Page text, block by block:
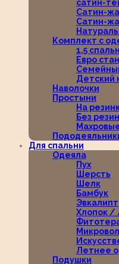
сатин-
Сатин-
Сатин-
Комплект с
1,5
Евро
Детский
Наволочки
Простыни
На
Без
Для спальни
Одеяла
Пух
Шерсть
Шелк
Бамбук
Эвкалипт
Хлопок /
Летнее
Подушки